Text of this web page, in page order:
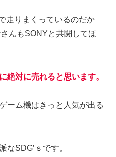
走りまくっているのだか
んもSONYと共闘してほ
絶対に売れると思います。
ーム機はきっと人気が出る
なSDG’ｓです。